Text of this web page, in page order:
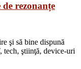
rezonanțe
şi să bine dispună
tech, ştiinţă, device-uri